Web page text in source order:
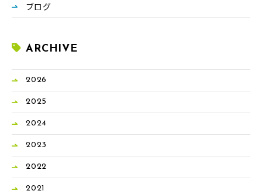
ブログ
ARCHIVE
2026
2025
2024
2023
2022
2021